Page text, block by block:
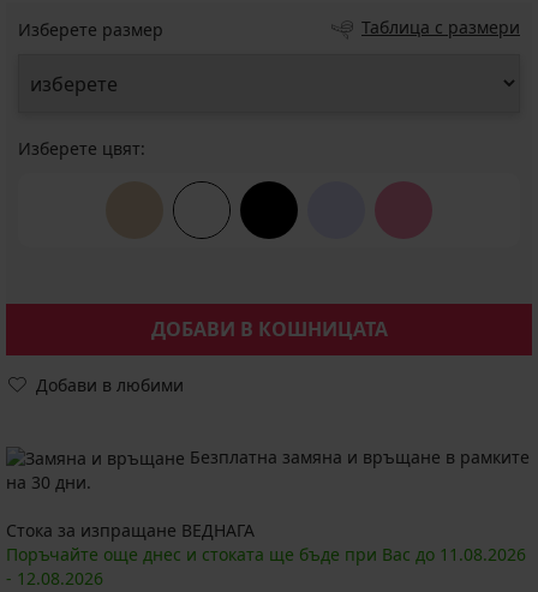
Изберете размер Таблица с размери
Изберете цвят:
ДОБАВИ В КОШНИЦАТА
Добави в любими
Безплатна замяна и връщане в рамките
на 30 дни.
Стока за изпращане ВЕДНАГА
Поръчайте още днес и стоката ще бъде при Вас до 11.08.2026
- 12.08.2026